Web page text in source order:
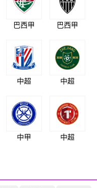
巴西甲 巴西甲
中超 中超
中甲 中超